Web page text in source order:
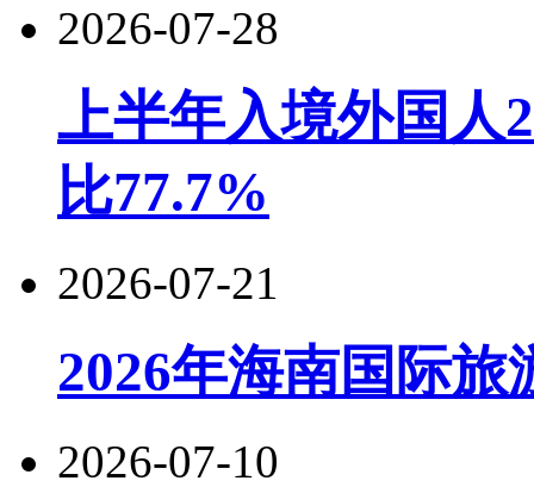
2026-07-28
上半年入境外国人
比77.7%
2026-07-21
2026年海南国际
2026-07-10